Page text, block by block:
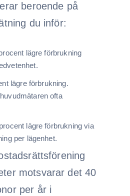
beroende på
du inför:
lägre förbrukning
lägre förbrukning.
ofta
lägre förbrukning via
per lägenhet.
motsvarar det 40
per år i